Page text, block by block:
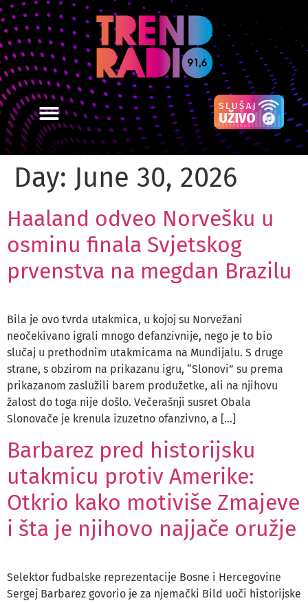
Day: June 30, 2026
Haaland odveo Norvešku u
osminu finala Svjetskog
prvenstva na megdan Brazilu
Bila je ovo tvrda utakmica, u kojoj su Norvežani
neočekivano igrali mnogo defanzivnije, nego je to bio
slučaj u prethodnim utakmicama na Mundijalu. S druge
strane, s obzirom na prikazanu igru, “Slonovi” su prema
prikazanom zaslužili barem produžetke, ali na njihovu
žalost do toga nije došlo. Večerašnji susret Obala
Slonovače je krenula izuzetno ofanzivno, a […]
Barbarez pred historijsku
utakmicu protiv Amerike:
Otkrio kako motiviše Zmajeve
i šta je njihovo najjače oružje
Selektor fudbalske reprezentacije Bosne i Hercegovine
Sergej Barbarez govorio je za njemački Bild uoči historijske